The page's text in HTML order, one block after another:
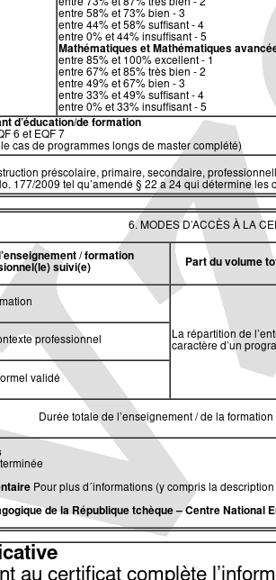
entre 73% et 87% très bien - 2
entre 58% et 73% bien - 3
entre 44% et 58% suffisant - 4
entre 0% et 44% insuffisant - 5
Mathématiques et Mathématiques
entre 85% et 100% excellent - 1
entre 67% et 85% très bien - 2
entre 49% et 67% bien - 3
entre 33% et 49% suffisant - 4
entre 0% et 33% insuffisant - 5
d’éducation/de formation
6 et EQF 7
cas de programmes longs de master complété)
préscolaire, primaire, secondaire,
177/2009 tel qu’amendé § 22 a 24 qui détermine
6. MODES D’ACCÈS À LA
/ formation
suivi(e)
Part du volume
La répartition de
caractère d’un
professionnel
validé
Durée totale de l’enseignement / de la
Pour plus d´informations (y compris la
de la République tchèque–Centre National